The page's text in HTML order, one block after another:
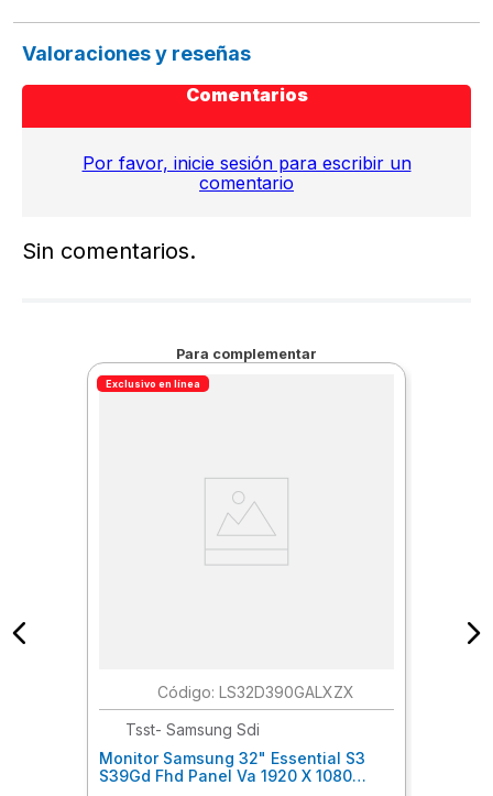
Valoraciones y reseñas
Comentarios
Por favor, inicie sesión para escribir un
comentario
Sin comentarios.
Para complementar
Exclusivo en línea
: LS32D390GALXZX
Tsst- Samsung Sdi
Monitor Samsung 32" Essential S3
S39Gd Fhd Panel Va 1920 X 1080